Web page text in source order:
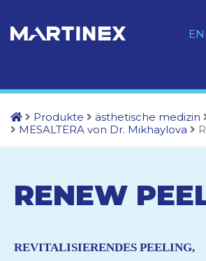
EN
Produkte ästhetische medizin
MESALTERA von Dr. Mikhaylova
RENEW
REVITALISIERENDES PEELING,